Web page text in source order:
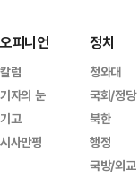
오피니언
칼럼
기자의 눈
기고
시사만평
정치
청와대
국회/정당
북한
행정
국방/외교